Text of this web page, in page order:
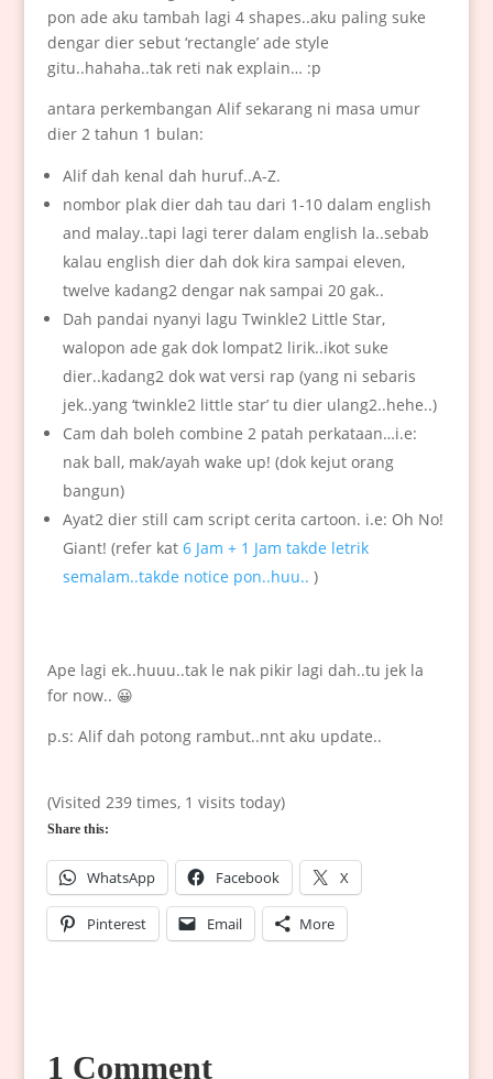
pon ade aku tambah lagi 4 shapes..aku paling suke
dengar dier sebut ‘rectangle’ ade style
gitu..hahaha..tak reti nak explain… :p
antara perkembangan Alif sekarang ni masa umur
dier 2 tahun 1 bulan:
Alif dah kenal dah huruf..A-Z.
nombor plak dier dah tau dari 1-10 dalam english
and malay..tapi lagi terer dalam english la..sebab
kalau english dier dah dok kira sampai eleven,
twelve kadang2 dengar nak sampai 20 gak..
Dah pandai nyanyi lagu Twinkle2 Little Star,
walopon ade gak dok lompat2 lirik..ikot suke
dier..kadang2 dok wat versi rap (yang ni sebaris
jek..yang ‘twinkle2 little star’ tu dier ulang2..hehe..)
Cam dah boleh combine 2 patah perkataan…i.e:
nak ball, mak/ayah wake up! (dok kejut orang
bangun)
Ayat2 dier still cam script cerita cartoon. i.e: Oh No!
Giant! (refer kat 6 Jam + 1 Jam takde letrik
semalam..takde notice pon..huu.. )
Ape lagi ek..huuu..tak le nak pikir lagi dah..tu jek la
for now.. 😀
p.s: Alif dah potong rambut..nnt aku update..
(Visited 239 times, 1 visits today)
Share this:
WhatsApp Facebook X
Pinterest Email More
1 Comment